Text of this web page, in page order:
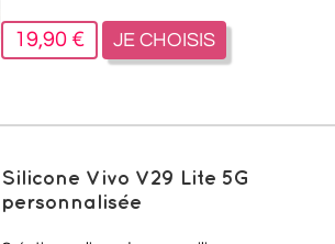
19,90 € JE CHOISIS
Silicone Vivo V29 Lite 5G
personnalisée